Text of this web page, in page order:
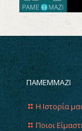
ΠΑΜΕΜΜΑΖΙ
Η Ιστορία
Ποιοι